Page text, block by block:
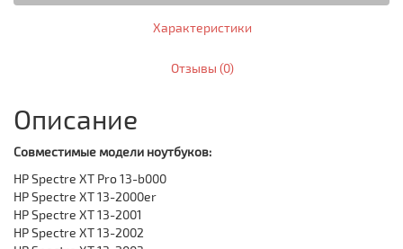
Характеристики
Отзывы (0)
Описание
Совместимые модели ноутбуков:
HP Spectre XT Pro 13-b000
HP Spectre XT 13-2000er
HP Spectre XT 13-2001
HP Spectre XT 13-2002